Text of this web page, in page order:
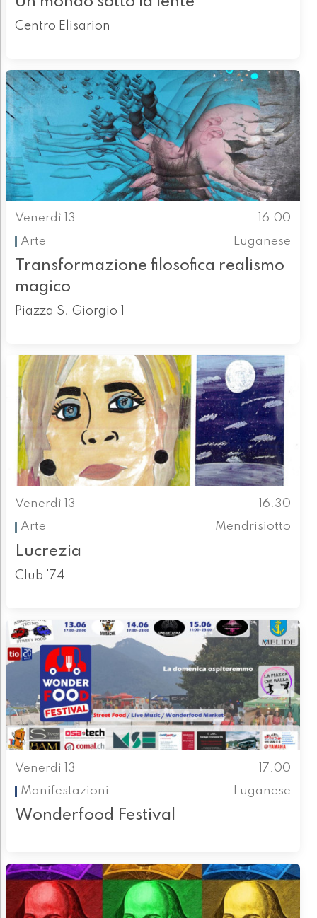
Centro Elisarion
Venerdì 13
16.00
Arte
Luganese
Transformazione filosofica realismo
magico
Piazza S. Giorgio 1
Venerdì 13
16.30
Arte
Mendrisiotto
Lucrezia
Club '74
Venerdì 13
17.00
Manifestazioni
Luganese
Wonderfood Festival